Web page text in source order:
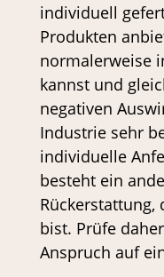
individuell
Produkten
normalerweise
kannst und
negativen
Industrie sehr
individuelle
besteht ein
bist. Prüfe
Anspruch auf